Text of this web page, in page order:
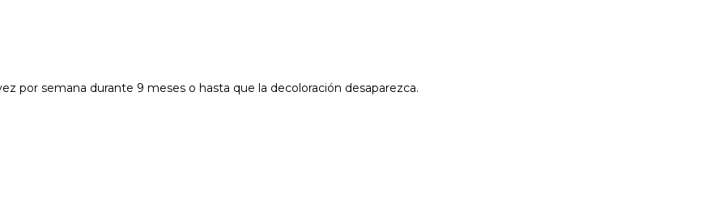
por semana durante 9 meses o hasta que la decoloración desaparezca.